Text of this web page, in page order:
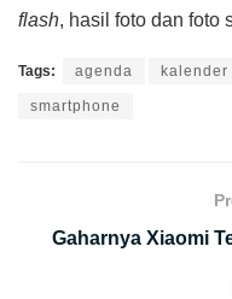
flash, hasil foto dan foto
Tags: agenda kalender
smartphone
Gaharnya Xiaomi